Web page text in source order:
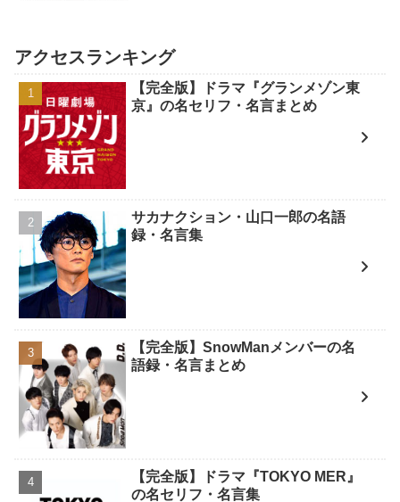
アクセスランキング
【完全版】ドラマ『グランメゾン東
京』の名セリフ・名言まとめ
サカナクション・山口一郎の名語
録・名言集
【完全版】SnowManメンバーの名
語録・名言まとめ
【完全版】ドラマ『TOKYO MER』
の名セリフ・名言集